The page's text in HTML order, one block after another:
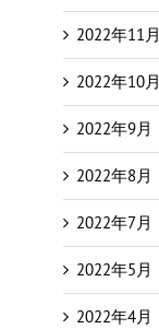
2022年11月
2022年10月
2022年9月
2022年8月
2022年7月
2022年5月
2022年4月